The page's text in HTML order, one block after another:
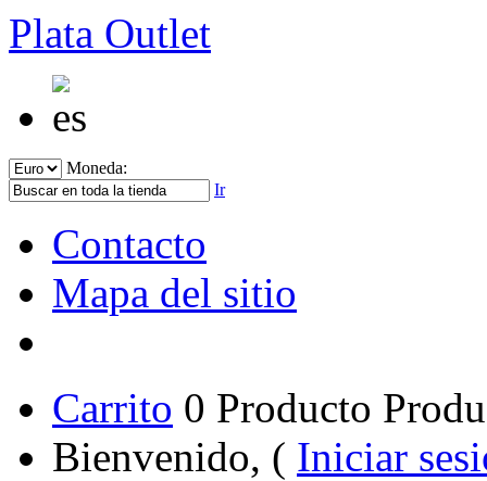
Plata Outlet
Moneda:
Ir
Contacto
Mapa del sitio
Carrito 0 Producto
Bienvenido, ( Iniciar